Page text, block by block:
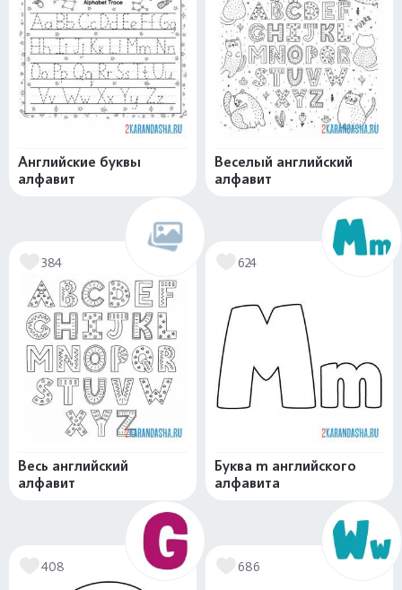
Английские буквы
алфавит
Веселый английский
алфавит
384
Весь английский
алфавит
624
Буква m английского
алфавита
408 686